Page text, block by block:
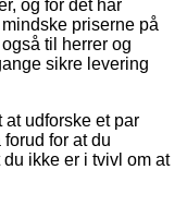
og for det har
priserne på
til herrer og
sikre levering
udforske et par
for at du
ikke er i tvivl om at